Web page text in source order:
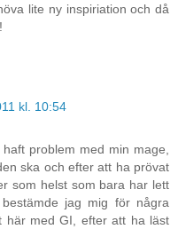
lite ny inspiriation och då
kl. 10:54
problem med min mage,
ska och efter att ha prövat
som helst som bara har lett
jag mig för några
här med GI, efter att ha läst